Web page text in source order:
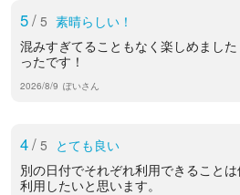
5/ 5 素晴らしい！
混みすぎてることもなく楽しめまし
ったです！
2026/8/9 ぽいさん
4/ 5 とても良い
別の日付でそれぞれ利用できること
利用したいと思います。